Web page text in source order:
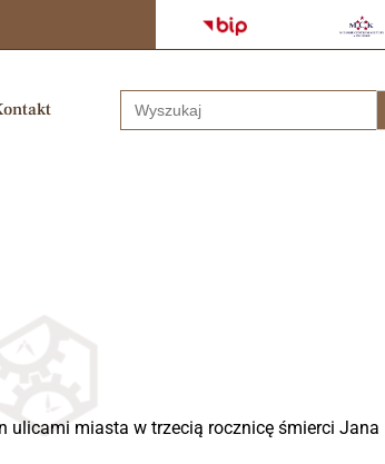
Search
for:
ulicami miasta w trzecią rocznicę śmierci Jana